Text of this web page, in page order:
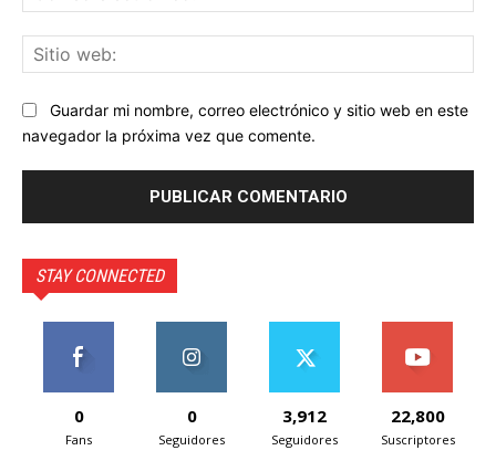
Guardar mi nombre, correo electrónico y sitio web en este
navegador la próxima vez que comente.
STAY CONNECTED
0
Fans
0
Seguidores
3,912
Seguidores
22,800
Suscriptores